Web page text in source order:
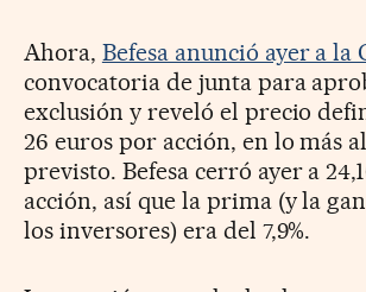
Ahora, Befesa anunció ayer a la
convocatoria de junta para
exclusión y reveló el precio
26 euros por acción, en lo más
previsto. Befesa cerró ayer a
acción, así que la prima (y la
los inversores) era del 7,9%.